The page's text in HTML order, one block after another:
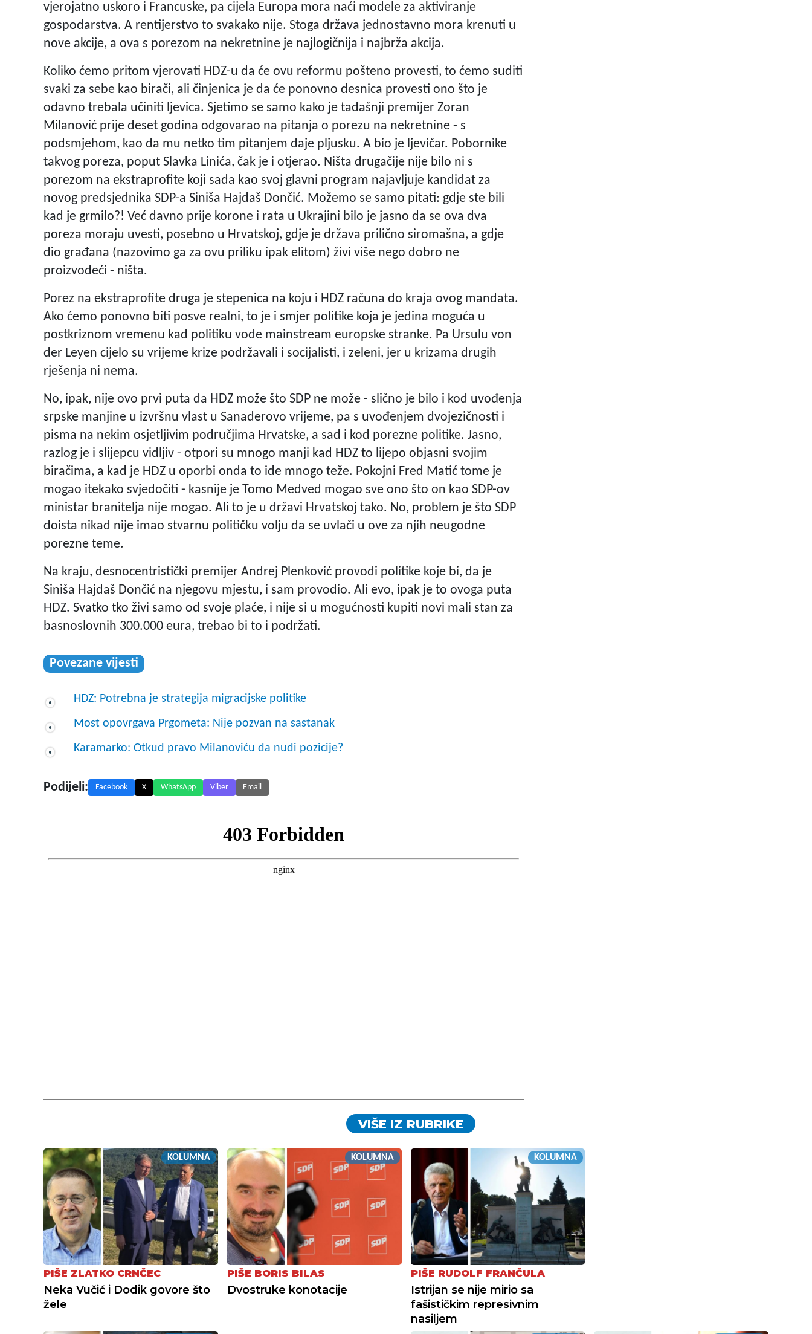
vjerojatno uskoro i Francuske, pa cijela Europa mora naći modele za aktiviranje
gospodarstva. A rentijerstvo to svakako nije. Stoga država jednostavno mora krenuti u
nove akcije, a ova s porezom na nekretnine je najlogičnija i najbrža akcija.
Koliko ćemo pritom vjerovati HDZ-u da će ovu reformu pošteno provesti, to ćemo suditi
svaki za sebe kao birači, ali činjenica je da će ponovno desnica provesti ono što je
odavno trebala učiniti ljevica. Sjetimo se samo kako je tadašnji premijer Zoran
Milanović prije deset godina odgovarao na pitanja o porezu na nekretnine - s
podsmjehom, kao da mu netko tim pitanjem daje pljusku. A bio je ljevičar. Pobornike
takvog poreza, poput Slavka Linića, čak je i otjerao. Ništa drugačije nije bilo ni s
porezom na ekstraprofite koji sada kao svoj glavni program najavljuje kandidat za
novog predsjednika SDP-a Siniša Hajdaš Dončić. Možemo se samo pitati: gdje ste bili
kad je grmilo?! Već davno prije korone i rata u Ukrajini bilo je jasno da se ova dva
poreza moraju uvesti, posebno u Hrvatskoj, gdje je država prilično siromašna, a gdje
dio građana (nazovimo ga za ovu priliku ipak elitom) živi više nego dobro ne
proizvodeći - ništa.
Porez na ekstraprofite druga je stepenica na koju i HDZ računa do kraja ovog mandata.
Ako ćemo ponovno biti posve realni, to je i smjer politike koja je jedina moguća u
postkriznom vremenu kad politiku vode mainstream europske stranke. Pa Ursulu von
der Leyen cijelo su vrijeme krize podržavali i socijalisti, i zeleni, jer u krizama drugih
rješenja ni nema.
No, ipak, nije ovo prvi puta da HDZ može što SDP ne može - slično je bilo i kod uvođenja
srpske manjine u izvršnu vlast u Sanaderovo vrijeme, pa s uvođenjem dvojezičnosti i
pisma na nekim osjetljivim područjima Hrvatske, a sad i kod porezne politike. Jasno,
razlog je i slijepcu vidljiv - otpori su mnogo manji kad HDZ to lijepo objasni svojim
biračima, a kad je HDZ u oporbi onda to ide mnogo teže. Pokojni Fred Matić tome je
mogao itekako svjedočiti - kasnije je Tomo Medved mogao sve ono što on kao SDP-ov
ministar branitelja nije mogao. Ali to je u državi Hrvatskoj tako. No, problem je što SDP
doista nikad nije imao stvarnu političku volju da se uvlači u ove za njih neugodne
porezne teme.
Na kraju, desnocentristički premijer Andrej Plenković provodi politike koje bi, da je
Siniša Hajdaš Dončić na njegovu mjestu, i sam provodio. Ali evo, ipak je to ovoga puta
HDZ. Svatko tko živi samo od svoje plaće, i nije si u mogućnosti kupiti novi mali stan za
basnoslovnih 300.000 eura, trebao bi to i podržati.
Povezane vijesti
HDZ: Potrebna je strategija migracijske politike
Most opovrgava Prgometa: Nije pozvan na sastanak
Karamarko: Otkud pravo Milanoviću da nudi pozicije?
Podijeli: Facebook X WhatsApp Viber Email
VIŠE IZ RUBRIKE
KOLUMNA
PIŠE ZLATKO CRNČEC
Neka Vučić i Dodik govore što
žele
KOLUMNA
PIŠE BORIS BILAS
Dvostruke konotacije
KOLUMNA
PIŠE RUDOLF FRANČULA
Istrijan se nije mirio sa
fašističkim represivnim
nasiljem